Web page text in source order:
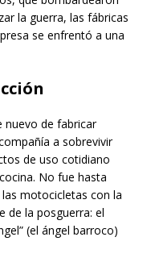
la guerra, las fábricas
se enfrentó a una
nuevo de fabricar
a sobrevivir
de uso cotidiano
No fue hasta
motocicletas con la
de la posguerra: el
(el ángel barroco)